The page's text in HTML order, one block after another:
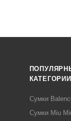
КАТЕГОРИИ
Сумки
Сумки Miu